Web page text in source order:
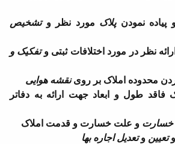
پیاده نمودنپلاک مورد نظر وتشخیص
نظر در مورد اختلافات ثبتی وتفکیک و
محدوده املاک بر روینقشه‌ هوایی
فاقد طول و ابعاد جهت ارائه به دفاتر
خسارت و علت خسارت و قدمت املاک
وتعیین وتعدیل اجاره بها